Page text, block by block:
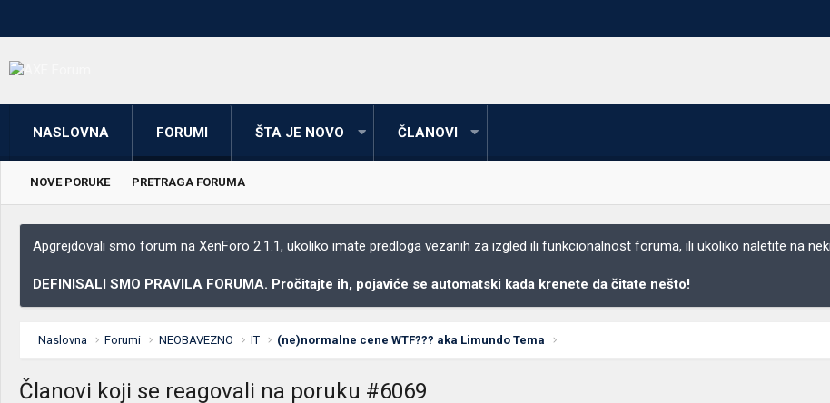
NASLOVNA FORUMI ŠTA JE NOVO ČLANOVI
NOVE PORUKE PRETRAGA FORUMA
Apgrejdovali smo forum na XenForo 2.1.1, ukoliko imate predloga vezanih za izgled ili funkcionalnost foruma, ili ukoliko naletite na
DEFINISALI SMO PRAVILA FORUMA. Pročitajte ih, pojaviće se automatski kada krenete da čitate nešto!
Naslovna Forumi NEOBAVEZNO IT (ne)normalne cene WTF??? aka Limundo Tema
Članovi koji se reagovali na poruku #6069